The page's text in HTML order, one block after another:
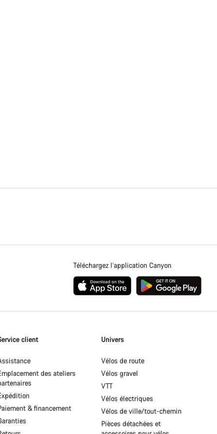
Téléchargez l’application Canyon
client
des ateliers
& financement
Univers
Vélos de route
Vélos gravel
VTT
Vélos électriques
Vélos de ville/tout-chemin
Pièces détachées et